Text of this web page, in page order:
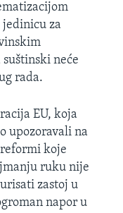
jedinicu za
neće
rada.
EU, koja
upozoravali na
koje
ruku nije
zastoj u
napor u